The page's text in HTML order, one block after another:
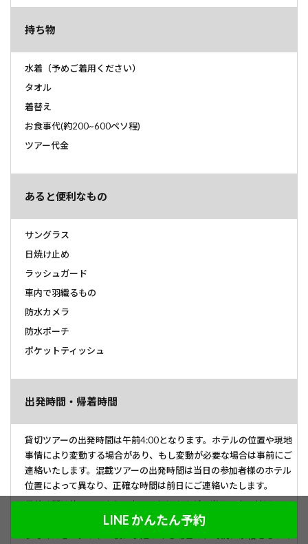
持ち物
水着（予めご着用ください）
タオル
着替え
お食事代(約200~600ペソ程)
ツアー代金
あると便利なもの
サングラス
日焼け止め
ラッシュガード
車内で羽織るもの
防水カメラ
防水ポーチ
ポケットティッシュ
出発時間・帰着時間
貸切ツアーの出発時間は午前4:00となります。ホテルの位置や現地
事情により変動する場合があり、もし変動が必要な場合は事前にご
連絡いたします。混載ツアーの出発時間は当日の参加者様のホテル
位置によって異なり、正確な時間は前日にご連絡いたします。
帰着時間は約17:00時を予定しておりますが、当日の交通状況やツ
アー進行状況により変動する場合がございますので、目安としてご
LINE かんたん予約